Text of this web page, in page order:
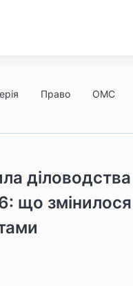
Право ОМС
діловодства
що змінилося